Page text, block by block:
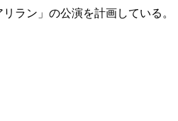
ラン」の公演を計画している。